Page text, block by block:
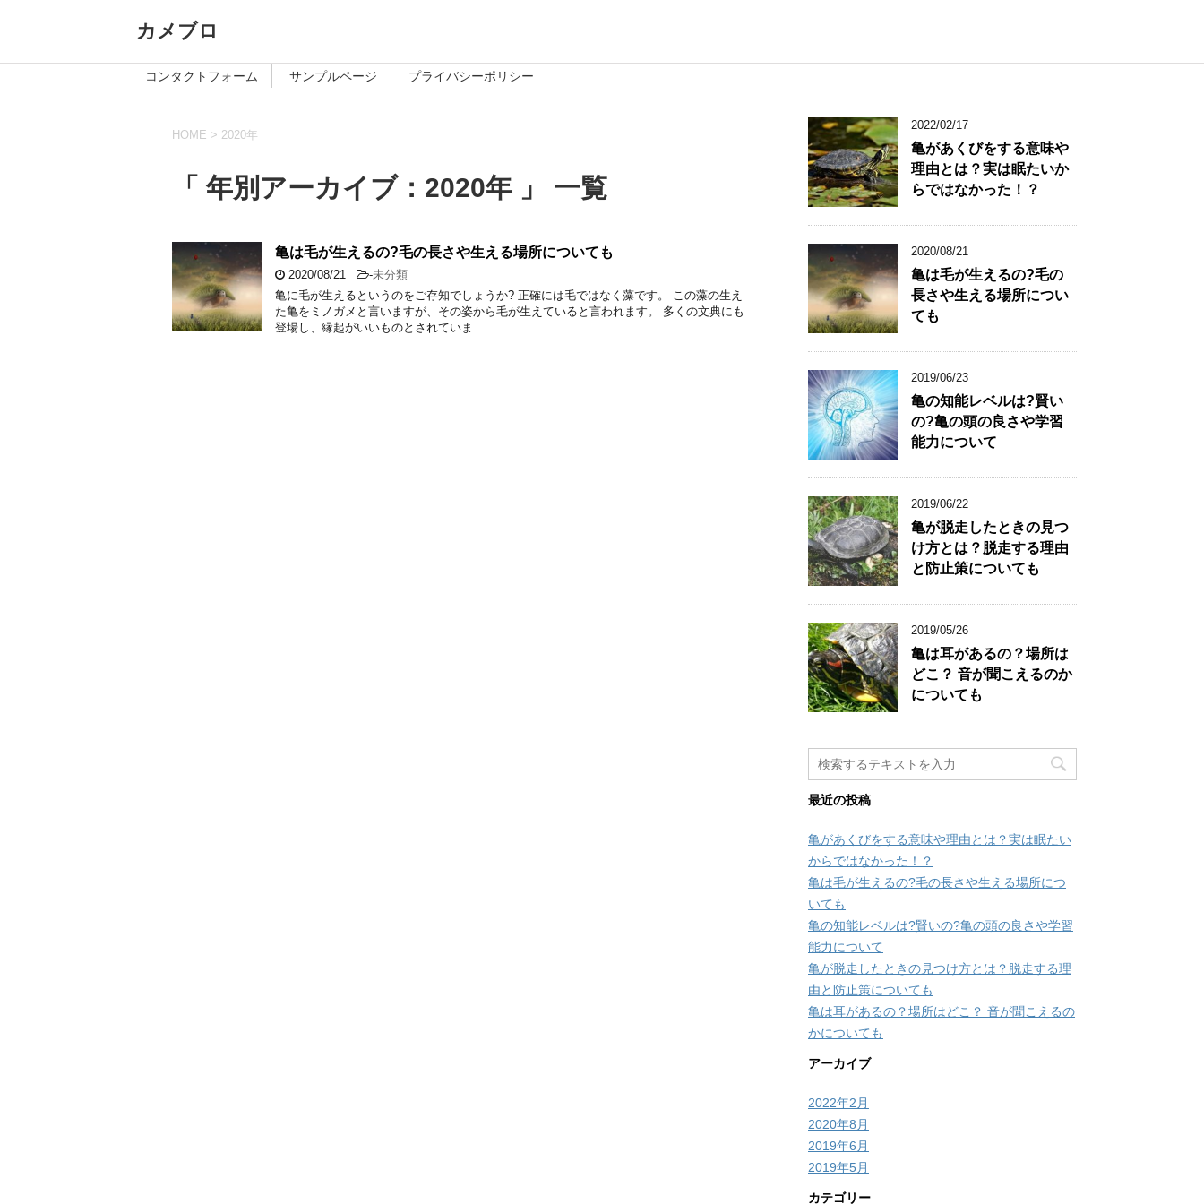
カメブロ
コンタクトフォーム サンプルページ プライバシーポリシー
HOME > 2020年
「 年別アーカイブ：2020年 」 一覧
亀は毛が生えるの?毛の長さや生える場所についても
2020/08/21 -未分類
亀に毛が生えるというのをご存知でしょうか? 正確には毛ではなく藻です。 この藻の生え
た亀をミノガメと言いますが、その姿から毛が生えていると言われます。 多くの文典にも
登場し、縁起がいいものとされていま …
2022/02/17
亀があくびをする意味や
理由とは？実は眠たいか
らではなかった！？
2020/08/21
亀は毛が生えるの?毛の
長さや生える場所につい
ても
2019/06/23
亀の知能レベルは?賢い
の?亀の頭の良さや学習
能力について
2019/06/22
亀が脱走したときの見つ
け方とは？脱走する理由
と防止策についても
2019/05/26
亀は耳があるの？場所は
どこ？ 音が聞こえるのか
についても
最近の投稿
亀があくびをする意味や理由とは？実は眠たい
からではなかった！？
亀は毛が生えるの?毛の長さや生える場所につ
いても
亀の知能レベルは?賢いの?亀の頭の良さや学習
能力について
亀が脱走したときの見つけ方とは？脱走する理
由と防止策についても
亀は耳があるの？場所はどこ？ 音が聞こえるの
かについても
アーカイブ
2022年2月
2020年8月
2019年6月
2019年5月
カテゴリー